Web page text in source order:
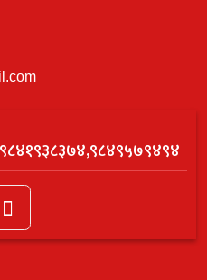
९८४१९३८३७४,९८४९५७९४९४